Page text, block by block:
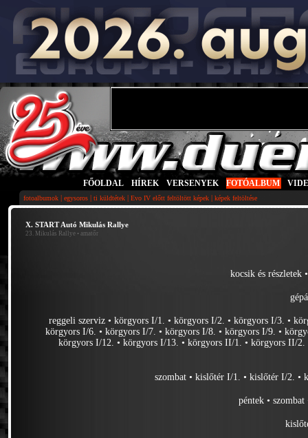
FŐOLDAL HÍREK VERSENYEK FOTÓALBUM
fotoalbumok | egysoros | ti küldtétek | Evo IV előtt feltöltött képek | képek feltöltése
X. START Autó Mikulás Rallye
23. Mikulás Rallye • amatőr
kocsik és részletek
reggeli szerviz •körgyors I/1. •körgyors I/2. •körgyors I/3. •
körgyors I/6. •körgyors I/7. •körgyors I/8. •körgyors I/9. •
körgyors I/12. •körgyors I/13. •körgyors II/1. •körgyors II/2.
szombat •kislőtér I/1. •kislőtér I/2. •
péntek •szombat